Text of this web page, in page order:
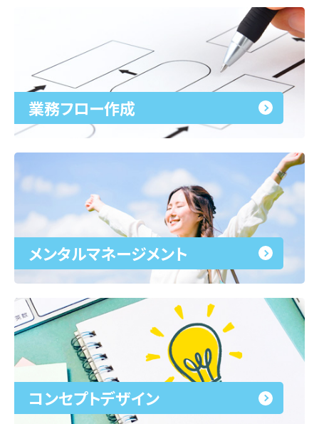
業務フロー作成
メンタルマネージメント
コンセプトデザイン